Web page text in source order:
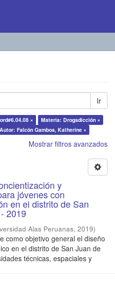
Ir
×
Materia: Drogadicción ×
Autor: Falcón Gamboa, Katherine ×
Mostrar filtros avanzados
y
jóvenes con
en el distrito de San
2019
Alas Peruanas, 2019)
como objetivo general el diseño
en el distrito de San Juan de
técnicas, espaciales y